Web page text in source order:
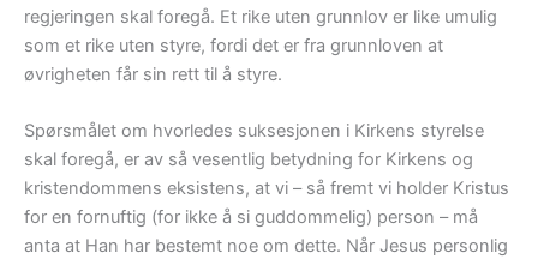
regjeringen skal foregå. Et rike uten grunnlov er like umulig
som et rike uten styre, fordi det er fra grunnloven at
øvrigheten får sin rett til å styre.
Spørsmålet om hvorledes suksesjonen i Kirkens styrelse
skal foregå, er av så vesentlig betydning for Kirkens og
kristendommens eksistens, at vi – så fremt vi holder Kristus
for en fornuftig (for ikke å si guddommelig) person – må
anta at Han har bestemt noe om dette. Når Jesus personlig